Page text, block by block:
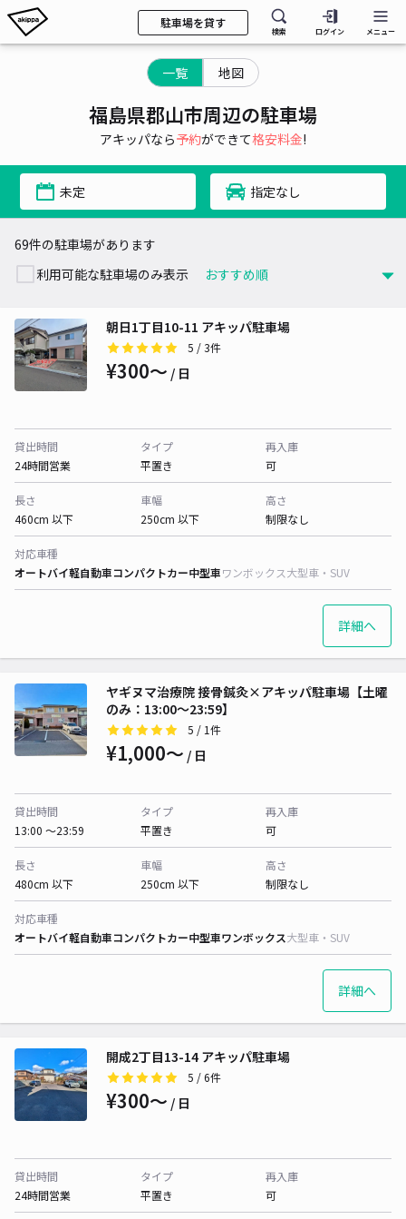
駐車場を貸す
検索 ログイン メニュー
一覧 地図
福島県郡山市周辺の駐車場
アキッパなら予約ができて格安料金!
未定 指定なし
69件の駐車場があります
利用可能な駐車場のみ表示
朝日1丁目10-11 アキッパ駐車場
5 / 3件
¥300〜 / 日
貸出時間
24時間営業
タイプ
平置き
再入庫
可
長さ
460cm 以下
車幅
250cm 以下
高さ
制限なし
対応車種
オートバイ軽自動車コンパクトカー中型車ワンボックス大型車・SUV
詳細へ
ヤギヌマ治療院 接骨鍼灸×アキッパ駐車場【土曜
のみ：13:00～23:59】
5 / 1件
¥1,000〜 / 日
貸出時間
13:00 〜23:59
タイプ
平置き
再入庫
可
長さ
480cm 以下
車幅
250cm 以下
高さ
制限なし
対応車種
オートバイ軽自動車コンパクトカー中型車ワンボックス大型車・SUV
詳細へ
開成2丁目13-14 アキッパ駐車場
5 / 6件
¥300〜 / 日
貸出時間
24時間営業
タイプ
平置き
再入庫
可